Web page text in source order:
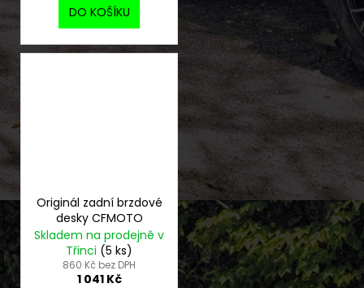
DO KOŠÍKU
Originál zadní brzdové
desky CFMOTO
Skladem na prodejně v
Třinci (5 ks)
860 Kč bez DPH
1 041 Kč